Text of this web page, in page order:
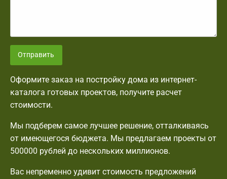
Отправить
Оформите заказ на постройку дома из интернет-
каталога готовых проектов, получите расчет
стоимости.
Мы подберем самое лучшее решение, отталкиваясь
от имеющегося бюджета. Мы предлагаем проекты от
500000 рублей до нескольких миллионов.
Вас непременно удивит стоимость предложений